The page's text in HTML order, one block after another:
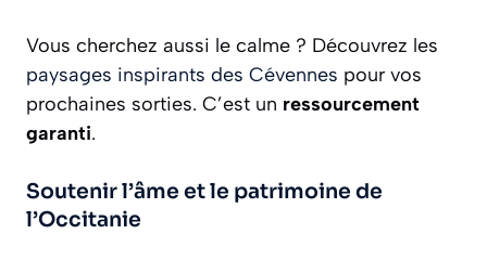
Vous cherchez aussi le calme ? Découvrez les
paysages inspirants des Cévennes pour vos
prochaines sorties. C’est un ressourcement
garanti.
Soutenir l’âme et le patrimoine de
l’Occitanie